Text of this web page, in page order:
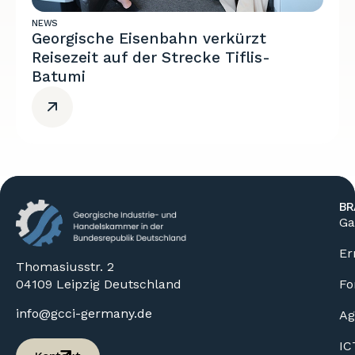
NEWS
Georgische Eisenbahn verkürzt
Reisezeit auf der Strecke Tiflis-
Batumi
Thomasiusstr. 2
04109 Leipzig Deutschland
info@gcci-germany.de